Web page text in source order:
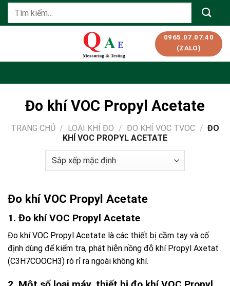
SkipTìm
0965.07.07.40
(ZALO)
Đo khí VOC Propyl Acetate
TRANG CHỦ / LOẠI KHÍ ĐO / ĐO KHÍ VOC TVOC / ĐO
KHÍ VOC PROPYL ACETATE
Đo khí VOC Propyl Acetate
1. Đo khí VOC Propyl Acetate
Đo khí VOC Propyl Acetate là các thiết bị cầm tay và cố
định dùng để kiểm tra, phát hiện nồng độ khí Propyl Axetat
(C3H7COOCH3) rò rỉ ra ngoài không khí.